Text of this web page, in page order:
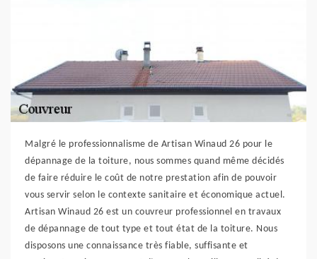
Malgré le professionnalisme de Artisan Winaud 26 pour le
dépannage de la toiture, nous sommes quand même décidés
de faire réduire le coût de notre prestation afin de pouvoir
vous servir selon le contexte sanitaire et économique actuel.
Artisan Winaud 26 est un couvreur professionnel en travaux
de dépannage de tout type et tout état de la toiture. Nous
disposons une connaissance très fiable, suffisante et